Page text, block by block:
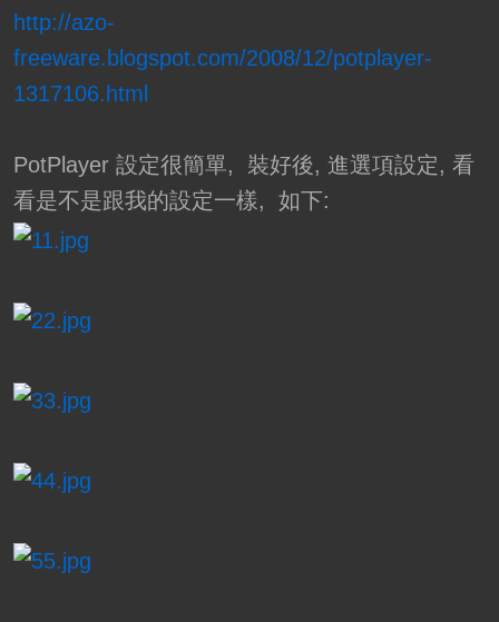
http://azo-
freeware.blogspot.com/2008/12/potplayer-
1317106.html
PotPlayer 設定很簡單, 裝好後, 進選項設定, 看
看是不是跟我的設定一樣, 如下: